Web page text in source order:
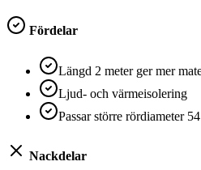
Fördelar
Längd 2 meter ger mer
Ljud- och värmeisolering
Passar större rördiameter
Nackdelar